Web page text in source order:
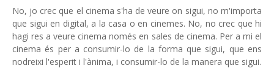
No, jo crec que el cinema s'ha de veure on sigui, no m'importa
que sigui en digital, a la casa o en cinemes. No, no crec que hi
hagi res a veure cinema només en sales de cinema. Per a mi el
cinema és per a consumir-lo de la forma que sigui, que ens
nodreixi l'esperit i l'ànima, i consumir-lo de la manera que sigui.